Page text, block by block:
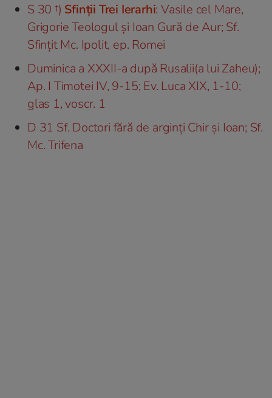
S 30 †) Sfinții Trei Ierarhi: Vasile cel Mare,
Grigorie Teologul şi Ioan Gură de Aur; Sf.
Sfințit Mc. Ipolit, ep. Romei
Duminica a XXXII-a după Rusalii(a lui Zaheu);
Ap. I Timotei IV, 9-15; Ev. Luca XIX, 1-10;
glas 1, voscr. 1
D 31 Sf. Doctori fără de arginți Chir şi Ioan; Sf.
Mc. Trifena